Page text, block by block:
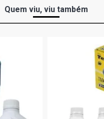
Quem viu, viu também